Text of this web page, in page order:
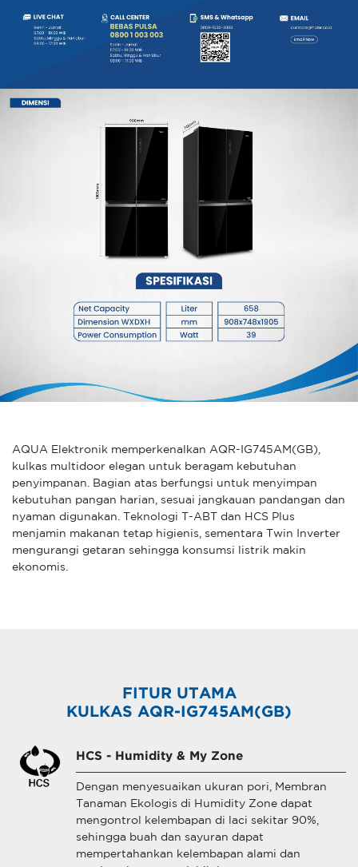
AQUA Elektronik memperkenalkan AQR-IG745AM(GB),
kulkas multidoor elegan untuk beragam kebutuhan
penyimpanan. Bagian atas berfungsi untuk menyimpan
kebutuhan pangan harian, sesuai jangkauan pandangan dan
nyaman digunakan. Teknologi T-ABT dan HCS Plus
menjamin makanan tetap higienis, sementara Twin Inverter
mengurangi getaran sehingga konsumsi listrik makin
ekonomis.
FITUR UTAMA
KULKAS AQR-IG745AM(GB)
HCS - Humidity & My Zone
Dengan menyesuaikan ukuran pori, Membran
Tanaman Ekologis di Humidity Zone dapat
mengontrol kelembapan di laci sekitar 90%,
sehingga buah dan sayuran dapat
mempertahankan kelembapan alami dan